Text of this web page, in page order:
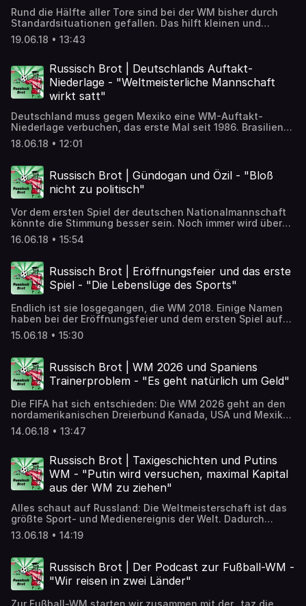
Rund die Hälfte aller Tore sind bei der WM bisher durch
Standardsituationen gefallen. Das hilft kleinen und
formschwachen Teams. Für den neutralen Zuschauer sind
die vielen Standard-Tore allerdings nicht wirklich ein
https://detektor.fm/gesellschaft/russisch-brot-
standardtore
19.06.18 • 13:43
Russisch Brot | Deutschlands Auftakt-
Niederlage - "Weltmeisterliche Mannschaft
wirkt satt"
Deutschland muss gegen Mexiko eine WM-Auftakt-
Niederlage verbuchen, das erste Mal seit 1986. Brasilien
spielt gegen die Schweiz 1:1 unentschieden. Frankreich
gewinnt 2:1 gegen Australien. Die Favoriten tun sich
erste WM-Wochenende. ➡️ Artikel zum Nachlesen:
https://detektor.fm/gesellschaft/russisch-brot-
deutschlands-auftakt-niederlage
18.06.18 • 12:01
Russisch Brot | Gündogan und Özil - "Bloß
nicht zu politisch"
Vor dem ersten Spiel der deutschen Nationalmannschaft
könnte die Stimmung besser sein. Noch immer wird über
das Treffen zwischen den Nationalspielern Özil und
Gündogan und dem türkischen Präsidenten diskutiert. ➡️
https://detektor.fm/gesellschaft/russisch-brot-
guendogan-und-oezil
16.06.18 • 15:54
Russisch Brot | Eröffnungsfeier und das erste
Spiel - "Die Lebenslüge des Sports"
Endlich ist sie losgegangen, die WM 2018. Einige Namen
haben bei der Eröffnungsfeier und dem ersten Spiel auf
sich aufmerksam gemacht. Robbie Williams, Gianni
Infantino, Mohammed bin Salman und Wladimir Putin sind
Rolle gespielt? ➡️ Artikel zum Nachlesen:
https://detektor.fm/gesellschaft/russisch-brot-
eroeffnungsfeier-und-das-erste-spiel
15.06.18 • 15:30
Russisch Brot | WM 2026 und Spaniens
Trainerproblem - "Es geht natürlich um Geld"
Die FIFA hat sich entschieden: Die WM 2026 geht an den
nordamerikanischen Dreierbund Kanada, USA und Mexiko.
Der Fußballzwerg Marokko geht damit leer aus. Das ist
keineswegs überraschend. ➡️ Artikel zum Nachlesen:
spaniens-trainerproblem
14.06.18 • 13:47
Russisch Brot | Taxigeschichten und Putins
WM - "Putin wird versuchen, maximal Kapital
aus der WM zu ziehen"
Alles schaut auf Russland: Die Weltmeisterschaft ist das
größte Sport- und Medienereignis der Welt. Dadurch
gewinnt ein Land Geld und auch Prestige. Aber wie
beeinflusst das sportliche Großereignis die Politik in
zum Nachlesen: https://detektor.fm/politik/russisch-brot-
taxigeschichten-und-putins-wm
13.06.18 • 14:19
Russisch Brot | Der Podcast zur Fußball-WM -
"Wir reisen in zwei Länder"
Zur Fußball-WM starten wir zusammen mit der „taz.die